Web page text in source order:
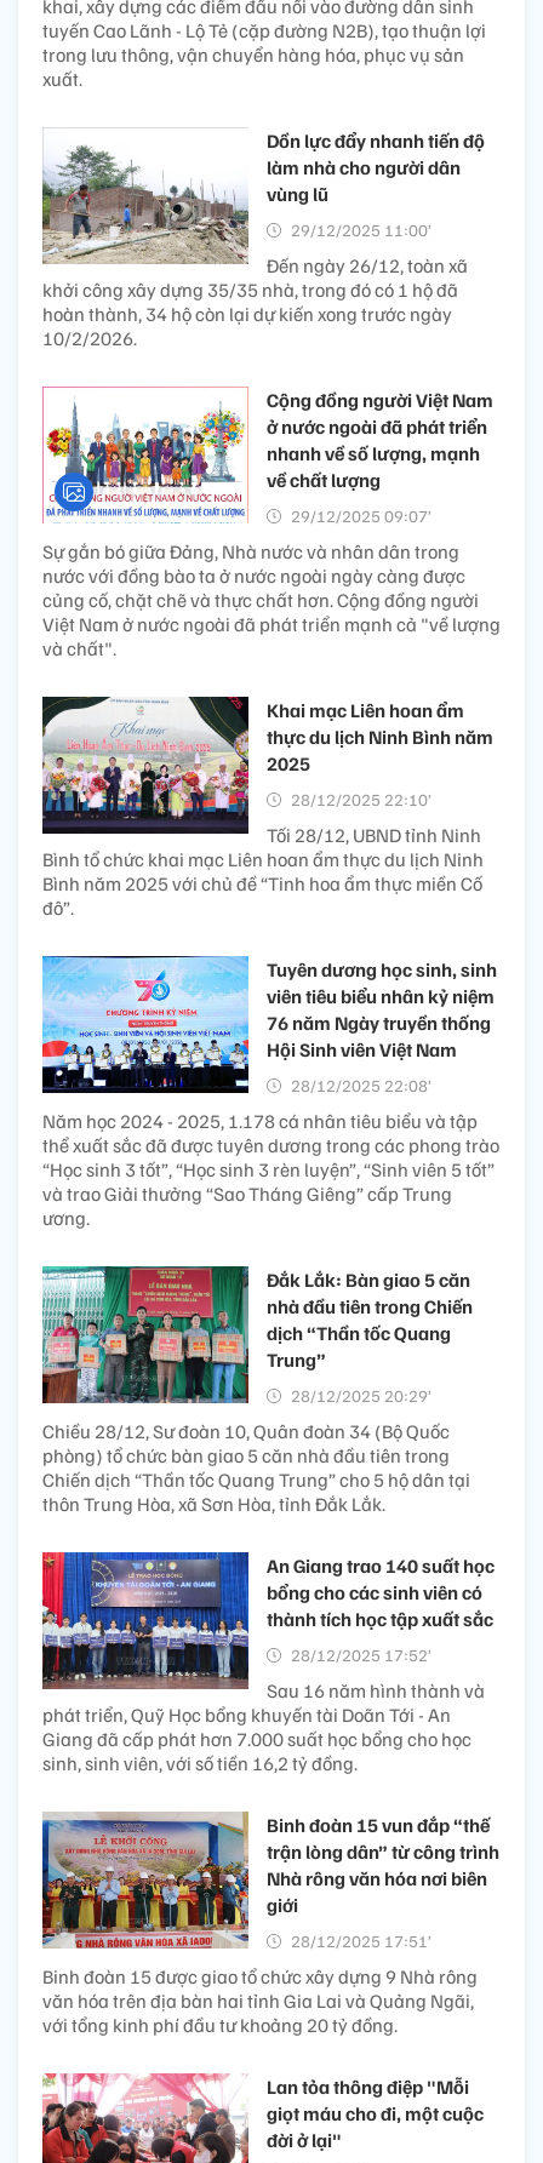
khai, xây dựng các điểm đấu nối vào đường dân sinh
tuyến Cao Lãnh - Lộ Tẻ (cặp đường N2B), tạo thuận lợi
trong lưu thông, vận chuyển hàng hóa, phục vụ sản
xuất.
Dồn lực đẩy nhanh tiến độ
làm nhà cho người dân
vùng lũ
29/12/2025 11:00’
Đến ngày 26/12, toàn xã
khởi công xây dựng 35/35 nhà, trong đó có 1 hộ đã
hoàn thành, 34 hộ còn lại dự kiến xong trước ngày
10/2/2026.
Cộng đồng người Việt Nam
ở nước ngoài đã phát triển
nhanh về số lượng, mạnh
về chất lượng
29/12/2025 09:07’
Sự gắn bó giữa Đảng, Nhà nước và nhân dân trong
nước với đồng bào ta ở nước ngoài ngày càng được
củng cố, chặt chẽ và thực chất hơn. Cộng đồng người
Việt Nam ở nước ngoài đã phát triển mạnh cả "về lượng
và chất".
Khai mạc Liên hoan ẩm
thực du lịch Ninh Bình năm
2025
28/12/2025 22:10’
Tối 28/12, UBND tỉnh Ninh
Bình tổ chức khai mạc Liên hoan ẩm thực du lịch Ninh
Bình năm 2025 với chủ đề “Tinh hoa ẩm thực miền Cố
đô”.
Tuyên dương học sinh, sinh
viên tiêu biểu nhân kỷ niệm
76 năm Ngày truyền thống
Hội Sinh viên Việt Nam
28/12/2025 22:08’
Năm học 2024 - 2025, 1.178 cá nhân tiêu biểu và tập
thể xuất sắc đã được tuyên dương trong các phong trào
“Học sinh 3 tốt”, “Học sinh 3 rèn luyện”, “Sinh viên 5 tốt”
và trao Giải thưởng “Sao Tháng Giêng” cấp Trung
ương.
Đắk Lắk: Bàn giao 5 căn
nhà đầu tiên trong Chiến
dịch “Thần tốc Quang
Trung”
28/12/2025 20:29’
Chiều 28/12, Sư đoàn 10, Quân đoàn 34 (Bộ Quốc
phòng) tổ chức bàn giao 5 căn nhà đầu tiên trong
Chiến dịch “Thần tốc Quang Trung” cho 5 hộ dân tại
thôn Trung Hòa, xã Sơn Hòa, tỉnh Đắk Lắk.
An Giang trao 140 suất học
bổng cho các sinh viên có
thành tích học tập xuất sắc
28/12/2025 17:52’
Sau 16 năm hình thành và
phát triển, Quỹ Học bổng khuyến tài Doãn Tới - An
Giang đã cấp phát hơn 7.000 suất học bổng cho học
sinh, sinh viên, với số tiền 16,2 tỷ đồng.
Binh đoàn 15 vun đắp “thế
trận lòng dân” từ công trình
Nhà rông văn hóa nơi biên
giới
28/12/2025 17:51’
Binh đoàn 15 được giao tổ chức xây dựng 9 Nhà rông
văn hóa trên địa bàn hai tỉnh Gia Lai và Quảng Ngãi,
với tổng kinh phí đầu tư khoảng 20 tỷ đồng.
Lan tỏa thông điệp "Mỗi
giọt máu cho đi, một cuộc
đời ở lại"